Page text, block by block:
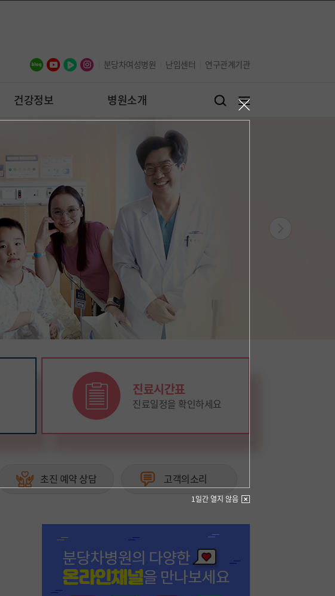
1일간 열지 않음
분당차여성병원 난임센터 연구관계기관
건강정보 병원소개
진료시간표
진료일정을 확인하세요
초진 예약 상담 고객의소리